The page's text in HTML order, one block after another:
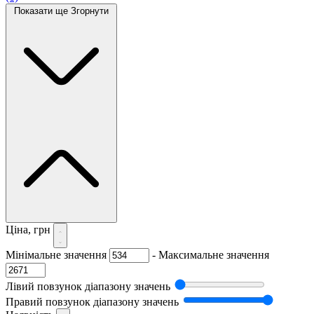
Показати ще Згорнути
Ціна, грн
Мінімальне значення - Максимальне значення
Лівий повзунок діапазону значень
Правий повзунок діапазону значень